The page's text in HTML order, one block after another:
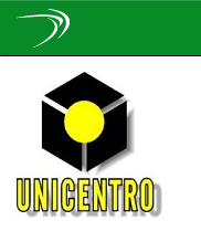
navigation